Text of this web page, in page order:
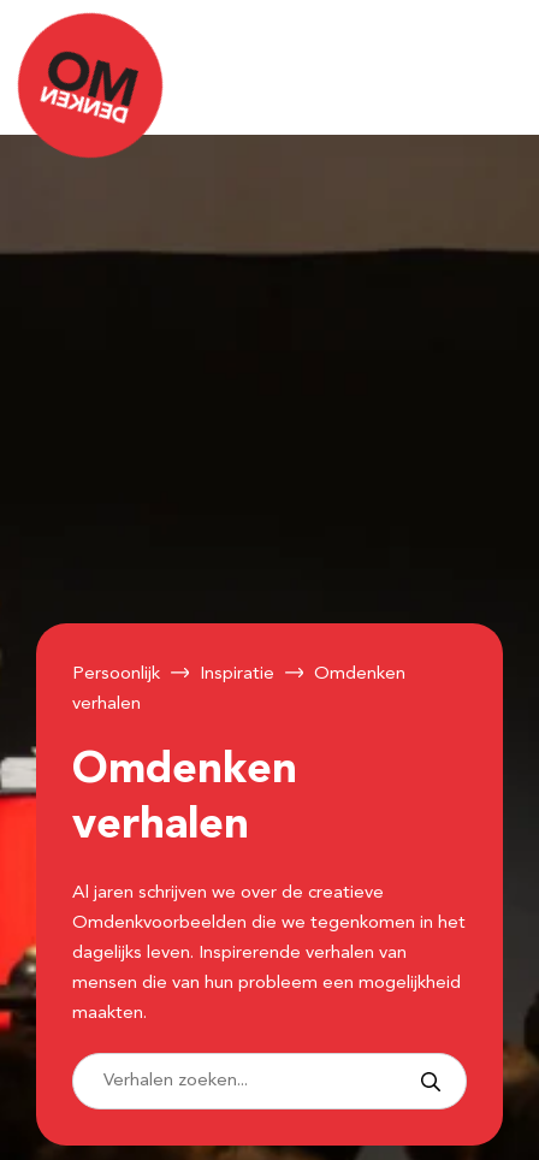
Persoonlijk Inspiratie
Omdenken
verhalen
Omdenken
verhalen
Al jaren schrijven we over de creatieve
Omdenkvoorbeelden die we tegenkomen in het
dagelijks leven. Inspirerende verhalen van
mensen die van hun probleem een mogelijkheid
maakten.